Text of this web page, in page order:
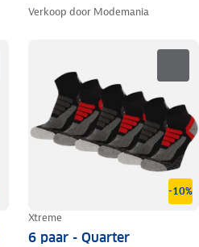
Verkoop door Modemania
-10%
Xtreme
6 paar - Quarter